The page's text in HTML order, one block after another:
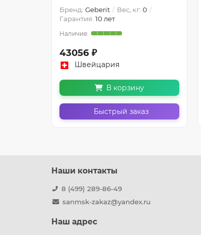
Бренд: Geberit Вес, кг: 0
Гарантия: 10 лет
43056 ₽
Швейцария
В корзину
Быстрый заказ
Наши контакты
8 (499) 289-86-49
sanmsk-zakaz@yandex.ru
Наш адрес